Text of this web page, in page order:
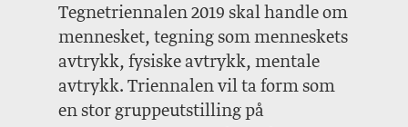
Tegnetriennalen 2019 skal handle om
mennesket, tegning som menneskets
avtrykk, fysiske avtrykk, mentale
avtrykk. Triennalen vil ta form som
en stor gruppeutstilling på